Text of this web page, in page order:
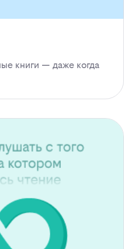
книги — даже когда